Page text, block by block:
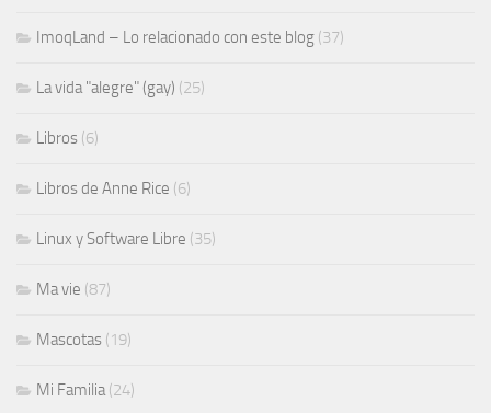
ImoqLand – Lo relacionado con este blog (37)
La vida "alegre" (gay) (25)
Libros (6)
Libros de Anne Rice (6)
Linux y Software Libre (35)
Ma vie (87)
Mascotas (19)
Mi Familia(24)